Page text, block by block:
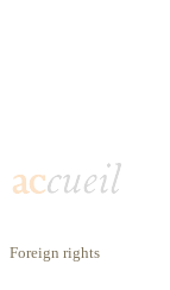
Foreign rights